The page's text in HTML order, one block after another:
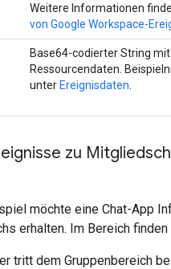
Weitere Informationen
von Google Workspace-
Base64-codierter String
Ressourcendaten.
unter Ereignisdaten
zu
möchte eine Chat-App
erhalten. Im Bereich
tritt dem Gruppenbereich